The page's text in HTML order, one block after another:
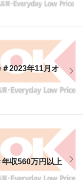
2023年11月オ
収560万円以上